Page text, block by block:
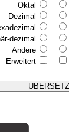
Oktal
Dezimal
dezimal
Andere
Erweitert